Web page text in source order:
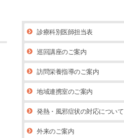
診療科別医師担当表
巡回講座のご案内
訪問栄養指導のご案内
地域連携室のご案内
発熱・風邪症状の対応について
外来のご案内